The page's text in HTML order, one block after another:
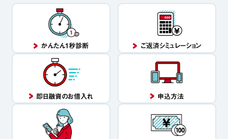
かんたん1秒診断 ご返済シミュレーション
即日融資のお借入れ 申込方法